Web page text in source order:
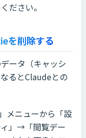
ださい。
を削除する
ータ（キャッシ
るとClaudeとの
メニューから「設
」→「閲覧デー